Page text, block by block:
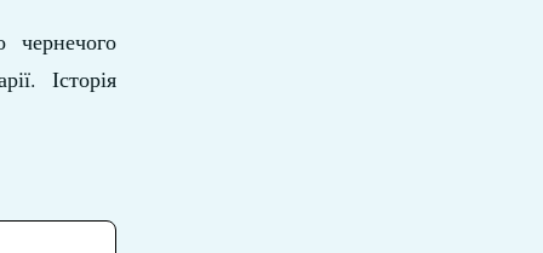
чернечого
Історія